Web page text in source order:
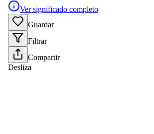
Ver significado completo
Guardar
Filtrar
Compartir
Desliza